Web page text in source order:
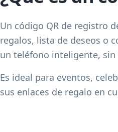
Un código QR de registro
regalos, lista de deseos o
un teléfono inteligente, sin
Es ideal para eventos,
sus enlaces de regalo en